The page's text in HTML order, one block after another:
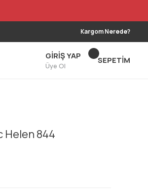
Kargom Nerede?
GİRİŞ YAP
Üye Ol
SEPETİM
Helen 844